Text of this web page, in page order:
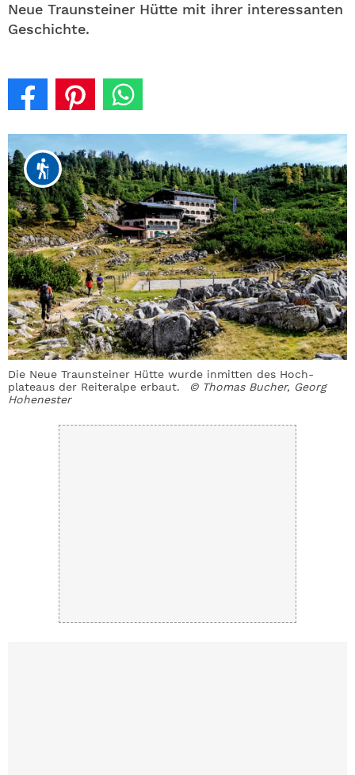
Neue Traunsteiner Hütte mit ihrer interessanten
Geschichte.
Die Neue Traunsteiner Hütte wurde inmitten des Hoch­
plateaus der Reiteralpe erbaut.
© Thomas Bucher, Georg
Hohenester